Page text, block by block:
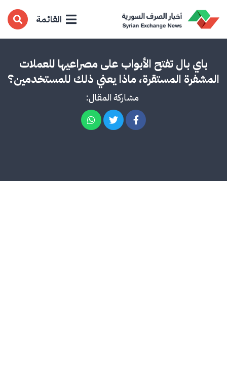
القائمة
باي بال تفتح الأبواب على مصراعيها للعملات
المشفرة المستقرة، ماذا يعني ذلك للمستخدمين؟
مشاركة المقال: